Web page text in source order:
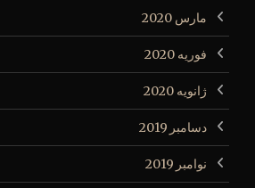
مارس 2020
فوریه 2020
ژانویه 2020
دسامبر 2019
نوامبر 2019